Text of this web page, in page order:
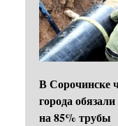
В Сорочинске
города
на 85% трубы